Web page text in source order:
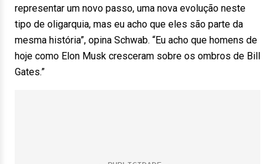
representar um novo passo, uma nova evolução neste
tipo de oligarquia, mas eu acho que eles são parte da
mesma história”, opina Schwab. “Eu acho que homens de
hoje como Elon Musk cresceram sobre os ombros de Bill
Gates.”